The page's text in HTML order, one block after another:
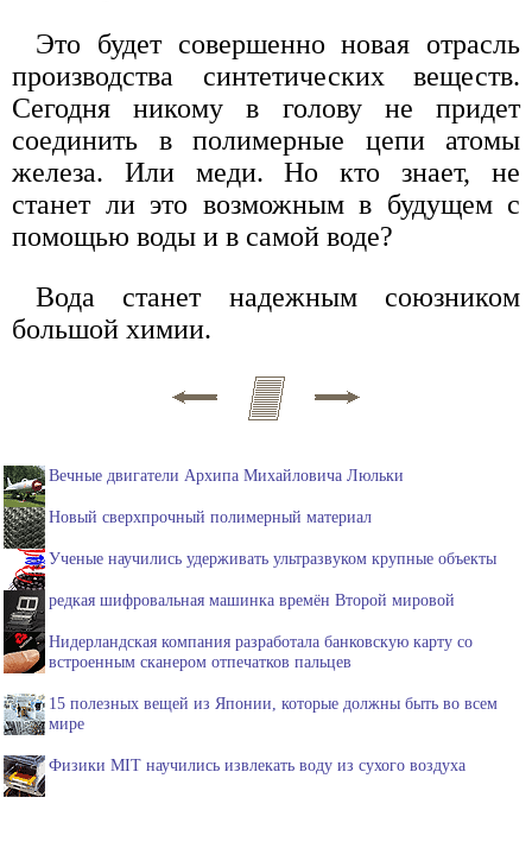
Это будет совершенно новая отрасль
производства синтетических веществ.
Сегодня никому в голову не придет
соединить в полимерные цепи атомы
железа. Или меди. Но кто знает, не
станет ли это возможным в будущем с
помощью воды и в самой воде?
Вода станет надежным союзником
большой химии.
Вечные двигатели Архипа Михайловича Люльки
Новый сверхпрочный полимерный материал
Ученые научились удерживать ультразвуком крупные объекты
редкая шифровальная машинка времён Второй мировой
Нидерландская компания разработала банковскую карту со
встроенным сканером отпечатков пальцев
15 полезных вещей из Японии, которые должны быть во всем
мире
Физики MIT научились извлекать воду из сухого воздуха